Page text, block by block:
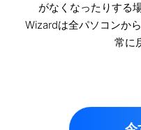
がなくなったりする
Wizardは全パソコンか
常に